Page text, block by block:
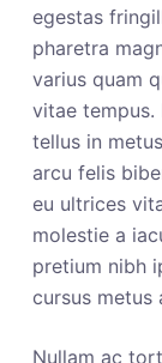
egestas
pharetra
varius quam
vitae
tellus in
arcu felis
eu ultrices
molestie a
pretium nibh
cursus metus
Nullam ac